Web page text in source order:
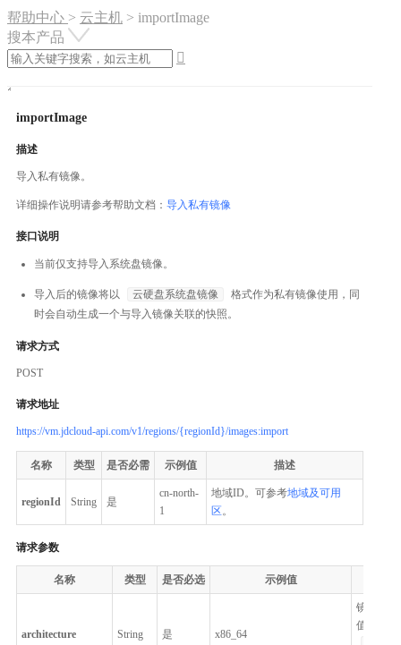
帮助中心 > 云主机 > importImage
搜本产品

importImage
描述
导入私有镜像。
详细操作说明请参考帮助文档： 导入私有镜像
接口说明
当前仅支持导入系统盘镜像。
导入后的镜像将以 云硬盘系统盘镜像
格式作为私有镜像使用，同
时会自动生成一个与导入镜像关联的快照。
请求方式
POST
请求地址
https://vm.jdcloud-api.com/v1/regions/{regionId}/images:import
名称 类型 是否必需 示例值 描述
regionId String 是
cn-north-
1
地域ID。可参考地域及可用
区。
请求参数
名称 类型 是否必选 示例值
architecture String 是 x86_64
镜像架
值：